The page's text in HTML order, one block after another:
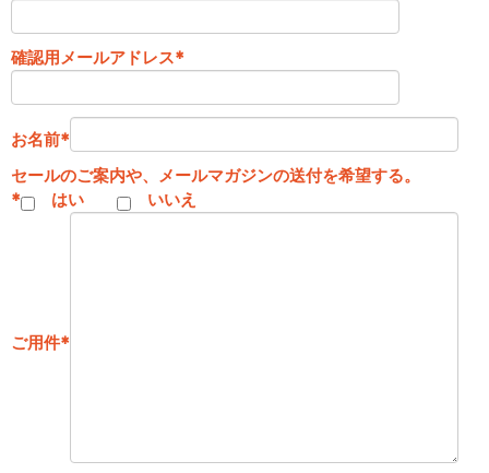
確認用メールアドレス*
お名前*
セールのご案内や、メールマガジンの送付を希望する。
*
はい いいえ
ご用件*